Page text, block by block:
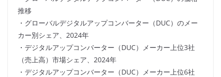
推移
・グローバルデジタルアップコンバーター（DUC）のメー
カー別シェア、2024年
・デジタルアップコンバーター（DUC）メーカー上位3社
（売上高）市場シェア、2024年
・デジタルアップコンバーター（DUC）メーカー上位6社